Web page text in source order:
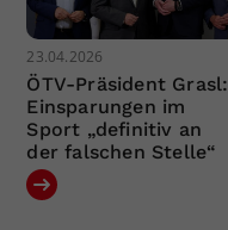
23.04.2026
ÖTV-Präsident Grasl:
Einsparungen im
Sport „definitiv an
der falschen Stelle“